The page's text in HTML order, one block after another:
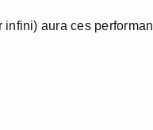
infini) aura ces